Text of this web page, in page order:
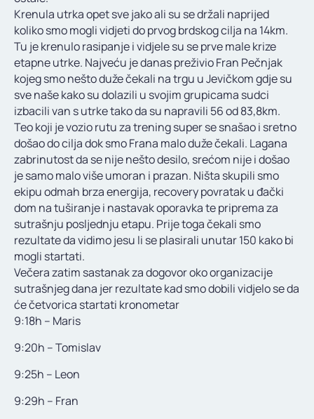
Krenula utrka opet sve jako ali su se držali naprijed
koliko smo mogli vidjeti do prvog brdskog cilja na 14km.
Tu je krenulo rasipanje i vidjele su se prve male krize
etapne utrke. Najveću je danas preživio Fran Pečnjak
kojeg smo nešto duže čekali na trgu u Jevičkom gdje su
sve naše kako su dolazili u svojim grupicama sudci
izbacili van s utrke tako da su napravili 56 od 83,8km.
Teo koji je vozio rutu za trening super se snašao i sretno
došao do cilja dok smo Frana malo duže čekali. Lagana
zabrinutost da se nije nešto desilo, srećom nije i došao
je samo malo više umoran i prazan. Ništa skupili smo
ekipu odmah brza energija, recovery povratak u đački
dom na tuširanje i nastavak oporavka te priprema za
sutrašnju posljednju etapu. Prije toga čekali smo
rezultate da vidimo jesu li se plasirali unutar 150 kako bi
mogli startati.
Večera zatim sastanak za dogovor oko organizacije
sutrašnjeg dana jer rezultate kad smo dobili vidjelo se da
će četvorica startati kronometar
9:18h – Maris
9:20h – Tomislav
9:25h – Leon
9:29h – Fran